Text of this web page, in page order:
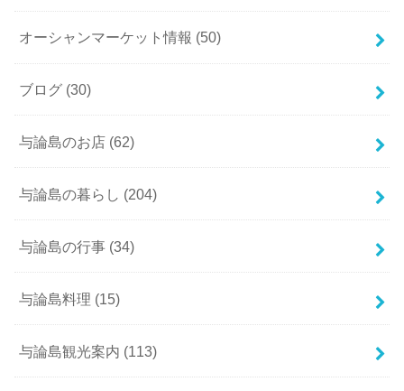
オーシャンマーケット情報 (50)
ブログ (30)
与論島のお店 (62)
与論島の暮らし (204)
与論島の行事 (34)
与論島料理 (15)
与論島観光案内 (113)